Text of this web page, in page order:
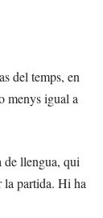
del temps, en
menys igual a
de llengua, qui
la partida. Hi ha